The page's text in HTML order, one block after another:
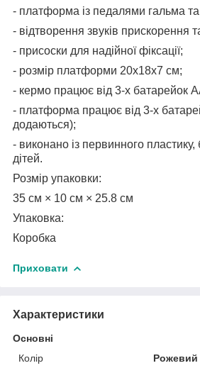
- платформа із педалями гальма та
- відтворення звуків прискорення
- присоски для надійної фіксації;
- розмір платформи 20х18х7 см;
- кермо працює від 3-х батарейок
- платформа працює від 3-х
додаються);
- виконано із первинного пластику,
дітей.
Розмір упаковки:
35 см × 10 см × 25.8 см
Упаковка:
Коробка
Приховати
Характеристики
Основні
Колір
Рожевий